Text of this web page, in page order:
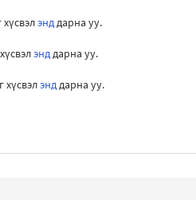
энддарна уу.
энддарна уу.
хүсвэлэнддарна уу.